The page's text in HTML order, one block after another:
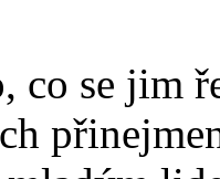
co se jim